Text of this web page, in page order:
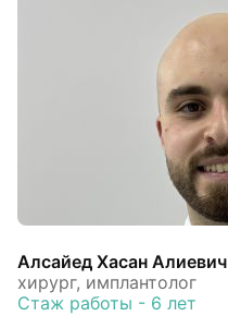
Алсайед Хасан Алиевич
хирург, имплантолог
Стаж работы - 6 лет